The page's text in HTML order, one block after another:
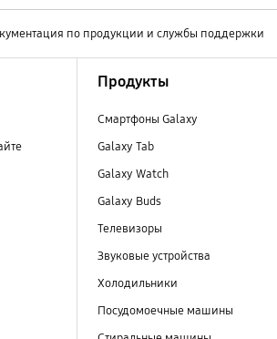
по продукции и службы поддержки
Продукты
Смартфоны Galaxy
Galaxy Tab
Galaxy Watch
Galaxy Buds
Телевизоры
Звуковые устройства
Холодильники
Посудомоечные машины